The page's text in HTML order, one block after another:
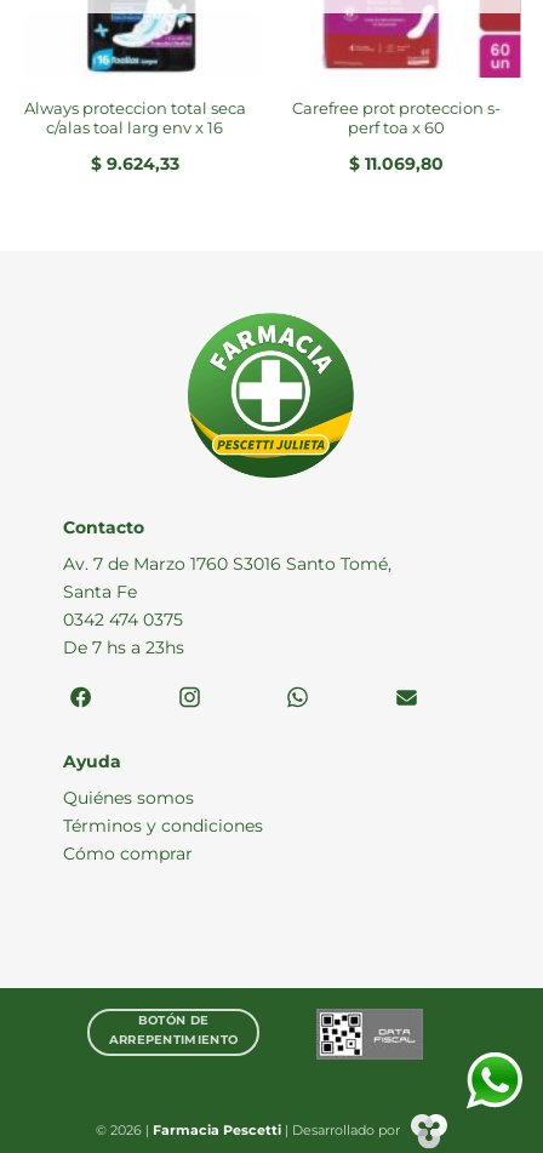
always proteccion total seca
c/alas toal larg env x 16
$9.624,33
carefree prot proteccion s-
perf toa x 60
$11.069,80
Contacto
Av. 7 de Marzo 1760 S3016 Santo Tomé,
Santa Fe
0342 474 0375
De 7 hs a 23hs
Ayuda
Quiénes somos
Términos y condiciones
Cómo comprar
BOTÓN DE
ARREPENTIMIENTO
© 2026 | Farmacia Pescetti | Desarrollado por